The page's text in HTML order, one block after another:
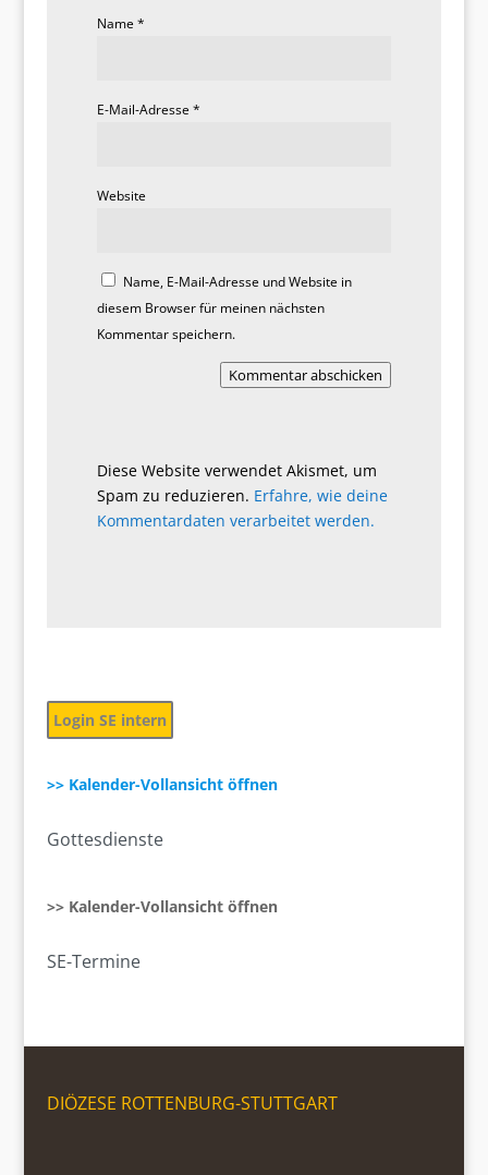
Name *
E-Mail-Adresse *
Website
Name, E-Mail-Adresse und Website in
diesem Browser für meinen nächsten
Kommentar speichern.
Kommentar abschicken
Diese Website verwendet Akismet, um
Spam zu reduzieren. Erfahre, wie deine
Kommentardaten verarbeitet werden.
Login SE intern
>> Kalender-Vollansicht öffnen
Gottesdienste
>> Kalender-Vollansicht öffnen
SE-Termine
DIÖZESE ROTTENBURG-STUTTGART